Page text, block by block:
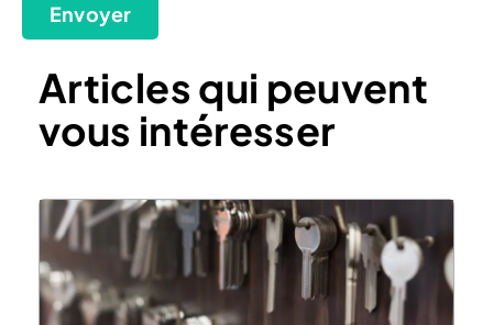
Envoyer
Articles qui peuvent
vous intéresser